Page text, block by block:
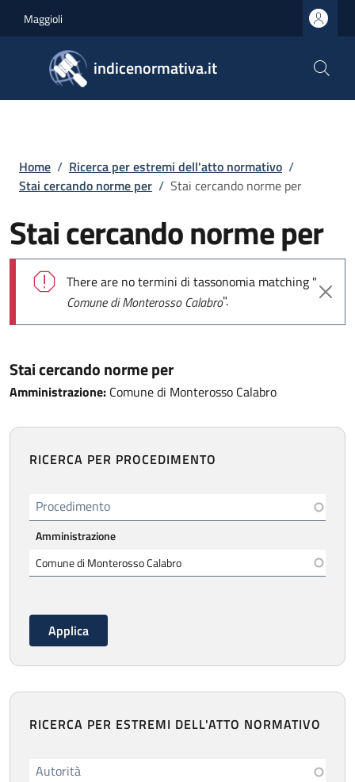
Maggioli
indicenormativa.it
Briciole di pane
Home / Ricerca per estremi dell'atto normativo /
Stai cercando norme per / Stai cercando norme per
Stai cercando norme per
Messaggio di errore
There are no termini di tassonomia matching "
Comune di Monterosso Calabro".
Stai cercando norme per
Amministrazione: Comune di Monterosso Calabro
RICERCA PER PROCEDIMENTO
Procedimento
Amministrazione
RICERCA PER ESTREMI DELL'ATTO NORMATIVO
Autorità